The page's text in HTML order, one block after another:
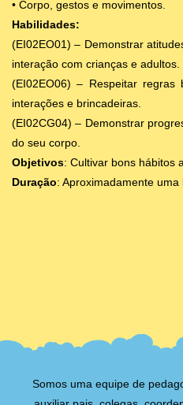
• Corpo, gestos e movimentos.
Habilidades:
(EI02EO01) – Demonstrar
interação com crianças e adultos.
(EI02EO06) – Respeitar
interações e brincadeiras.
(EI02CG04) – Demonstrar
do seu corpo.
Objetivos: Cultivar bons hábitos
Duração: Aproximadamente uma
Somos uma equipe de